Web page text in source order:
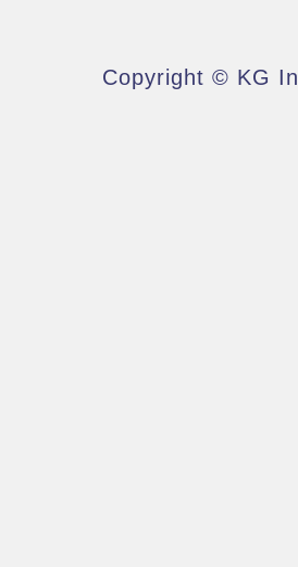
Copyright © KG